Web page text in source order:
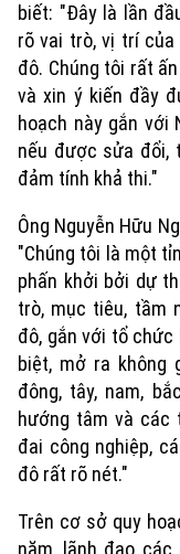
biết: "Đây là lần
rõ vai trò, vị trí
đô. Chúng tôi rất
và xin ý kiến đầy
hoạch này gắn với
nếu được sửa đổi,
đảm tính khả thi."
Ông Nguyễn Hữu
"Chúng tôi là một
phấn khởi bởi dự
trò, mục tiêu, tầm
đô, gắn với tổ chức
biệt, mở ra không
đông, tây, nam,
hướng tâm và các
đai công nghiệp,
đô rất rõ nét."
Trên cơ sở quy
năm, lãnh đạo